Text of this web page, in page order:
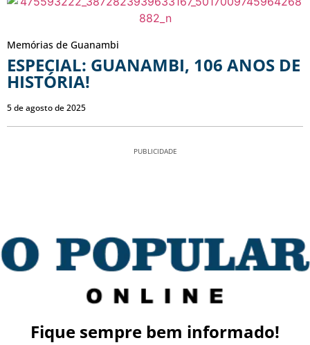
Memórias de Guanambi
ESPECIAL: GUANAMBI, 106 ANOS DE
HISTÓRIA!
5 de agosto de 2025
PUBLICIDADE
Fique sempre bem informado!